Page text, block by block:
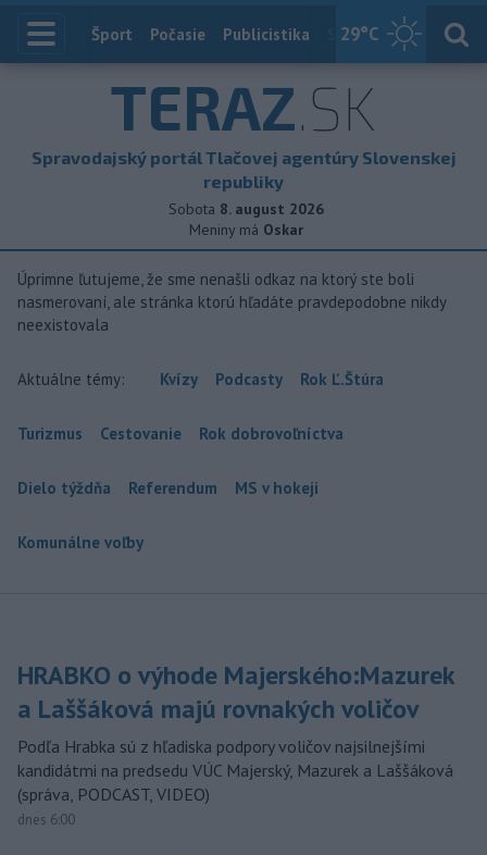
29°C
Index
Šport Počasie Publicistika Slovensko
TERAZ.SK
Spravodajský portál Tlačovej agentúry Slovenskej
republiky
Sobota 8. august 2026
Meniny má Oskar
Úprimne ľutujeme, že sme nenašli odkaz na ktorý ste boli
nasmerovaní, ale stránka ktorú hľadáte pravdepodobne nikdy
neexistovala
Aktuálne témy: Kvízy Podcasty Rok Ľ.Štúra
Turizmus Cestovanie Rok dobrovoľníctva
Dielo týždňa Referendum MS v hokeji
Komunálne voľby
HRABKO o výhode Majerského:Mazurek
a Laššáková majú rovnakých voličov
Podľa Hrabka sú z hľadiska podpory voličov najsilnejšími
kandidátmi na predsedu VÚC Majerský, Mazurek a Laššáková
(správa, PODCAST, VIDEO)
dnes 6:00